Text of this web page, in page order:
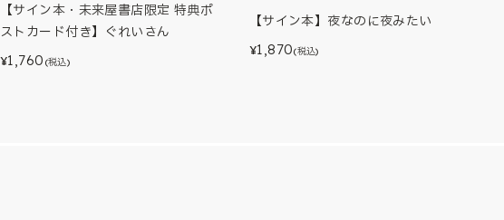
【サイン本・未来屋書店限定 特典ポ
ストカード付き】ぐれいさん
¥1,760 (税込)
【サイン本】夜なのに夜みたい
¥1,870(税込)